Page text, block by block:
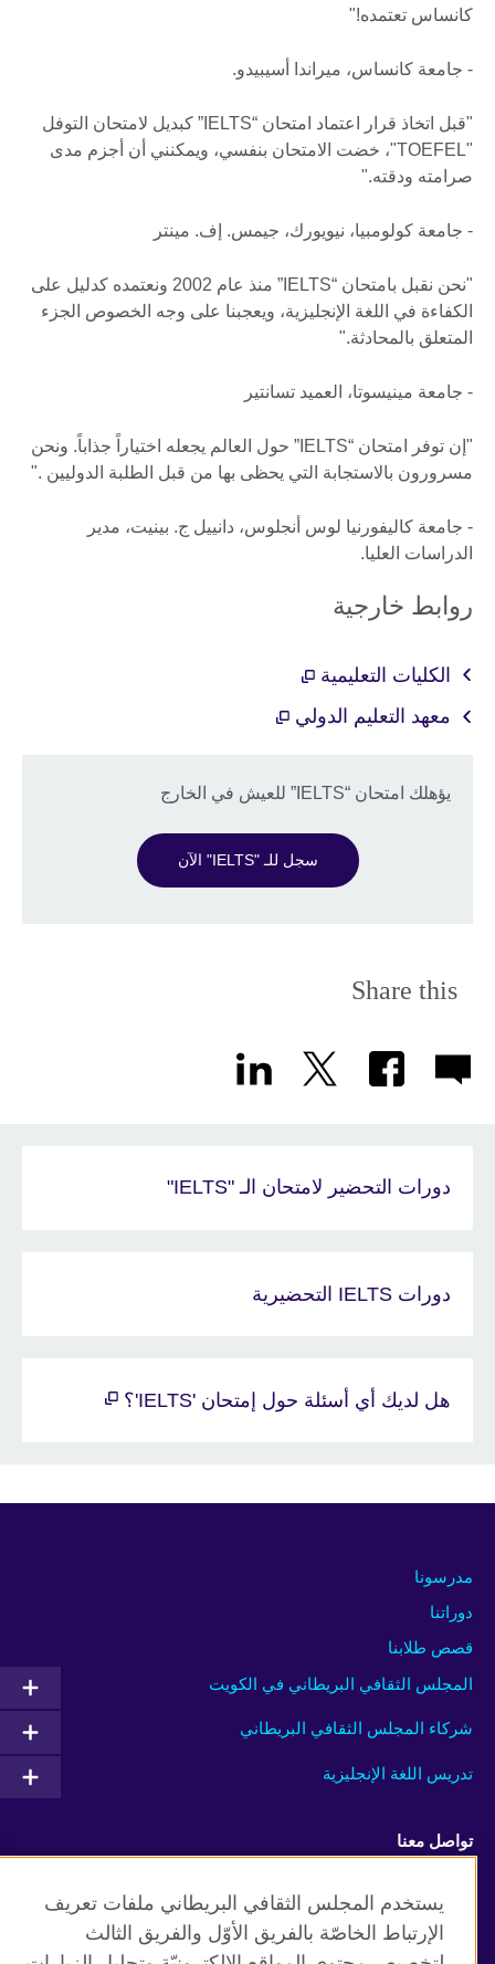
كانساس تعتمده!"
- جامعة كانساس، ميراندا أسيبيدو.
"قبل اتخاذ قرار اعتماد امتحان “IELTS” كبديل لامتحان التوفل
"TOEFEL"، خضت الامتحان بنفسي، ويمكنني أن أجزم مدى
صرامته ودقته."
- جامعة كولومبيا، نيويورك، جيمس. إف. مينتر
"نحن نقبل بامتحان “IELTS” منذ عام 2002 ونعتمده كدليل على
الكفاءة في اللغة الإنجليزية، ويعجبنا على وجه الخصوص الجزء
المتعلق بالمحادثة."
- جامعة مينيسوتا، العميد تسانتير
"إن توفر امتحان “IELTS” حول العالم يجعله اختياراً جذاباً. ونحن
مسرورون بالاستجابة التي يحظى بها من قبل الطلبة الدوليين ."
- جامعة كاليفورنيا لوس أنجلوس، دانييل ج. بينيت، مدير
الدراسات العليا.
روابط خارجية
الكليات التعليمية
معهد التعليم الدولي
يؤهلك امتحان “IELTS” للعيش في الخارج
سجل للـ "IELTS" الآن
Share this
دورات التحضير لامتحان الـ "IELTS"
دورات IELTS التحضيرية
هل لديك أي أسئلة حول إمتحان 'IELTS'؟
مدرسونا
دوراتنا
قصص طلابنا
المجلس الثقافي البريطاني في الكويت
شركاء المجلس الثقافي البريطاني
تدريس اللغة الإنجليزية
تواصل معنا
Facebook Instagram
Twitter TikTok
يستخدم المجلس الثقافي البريطاني ملفات تعريف
الإرتباط الخاصّة بالفريق الأوّل والفريق الثالث